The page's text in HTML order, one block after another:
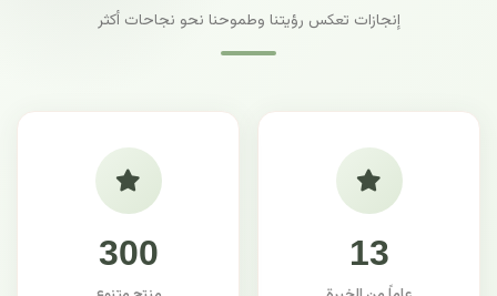
إنجازات تعكس رؤيتنا وطموحنا نحو نجاحات أكثر
13
300